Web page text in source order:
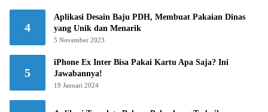
4
Aplikasi Desain Baju PDH, Membuat Pakaian Dinas
yang Unik dan Menarik
5 November 2023
5
iPhone Ex Inter Bisa Pakai Kartu Apa Saja? Ini
Jawabannya!
19 Januari 2024